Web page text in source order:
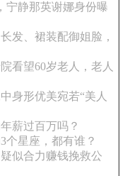
宁静那英谢娜身份曝
发、裙装配御姐脸，
看望60岁老人，老人
身形优美宛若“美人
薪过百万吗？
个星座，都有谁？
似合力赚钱挽救公